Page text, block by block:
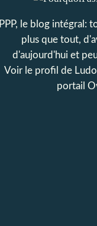
PPP, le blog intégral:
plus que tout,
d'aujourd'hui et
Voir le profil de
portail